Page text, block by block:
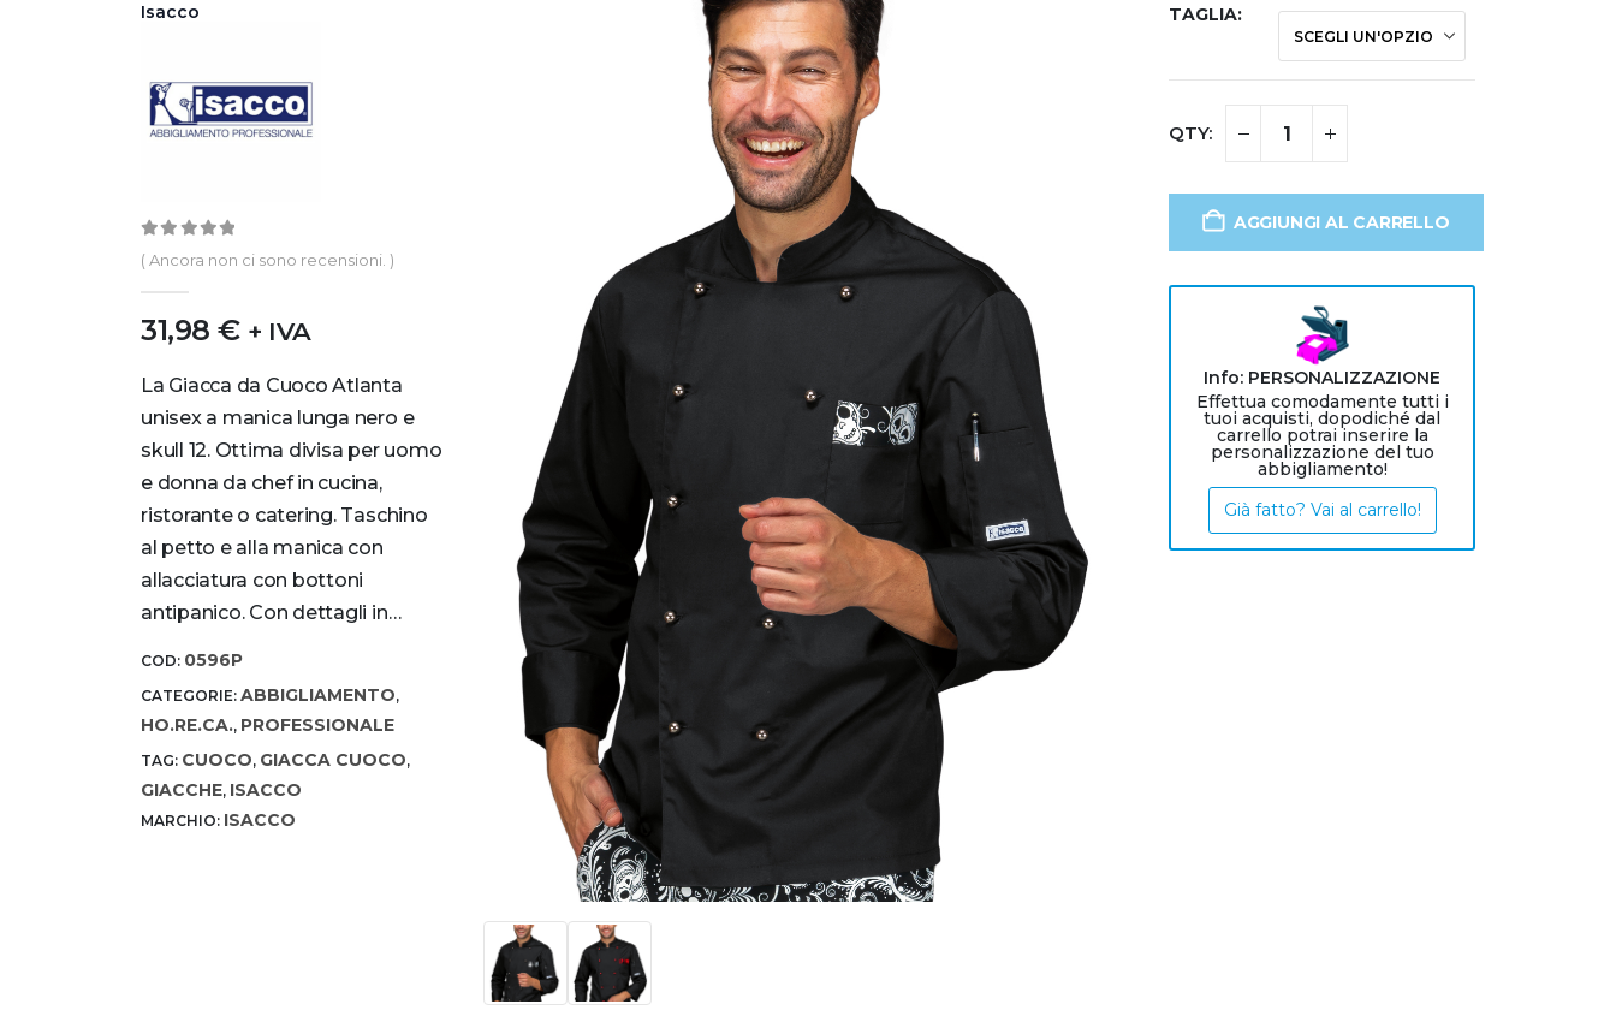
Isacco
0out of 5
( Ancora non ci sono recensioni. )
31,98€ + IVA
La Giacca da Cuoco Atlanta
unisex a manica lunga nero e
skull 12. Ottima divisa per uomo
e donna da chef in cucina,
ristorante o catering. Taschino
al petto e alla manica con
allacciatura con bottoni
antipanico. Con dettagli in…
COD: 0596P
CATEGORIE: ABBIGLIAMENTO,
HO.RE.CA., PROFESSIONALE
TAG: CUOCO, GIACCA CUOCO,
GIACCHE, ISACCO
MARCHIO: ISACCO
TAGLIA
AGGIUNGI AL CARRELLO
Info: PERSONALIZZAZIONE
Effettua comodamente tutti i
tuoi acquisti, dopodiché dal
carrello potrai inserire la
personalizzazione del tuo
abbigliamento!
Già fatto? Vai al carrello!